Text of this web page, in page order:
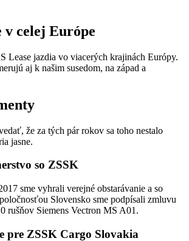
v celej Európe
Lease jazdia vo viacerých krajinách Európy.
aj k našim susedom, na západ a
že za tých pár rokov sa toho nestalo
jasne.
so ZSSK
sme vyhrali verejné obstarávanie a so
Slovensko sme podpísali zmluvu
rušňov Siemens Vectron MS A01.
pre ZSSK Cargo Slovakia